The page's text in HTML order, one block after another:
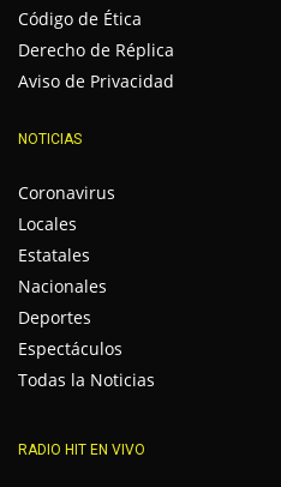
Código de Ética
Derecho de Réplica
Aviso de Privacidad
NOTICIAS
Coronavirus
Locales
Estatales
Nacionales
Deportes
Espectáculos
Todas la Noticias
RADIO HIT EN VIVO